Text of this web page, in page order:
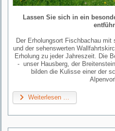
Lassen Sie sich in ein
Der Erholungsort Fischbachau
und der sehenswerten
Erholung zu jeder Jahreszeit. Die
- unser Hausberg, der
bilden die Kulisse einer der
Weiterlesen …